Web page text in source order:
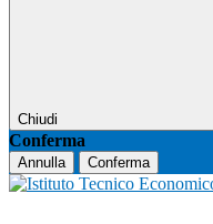
Chiudi
Conferma
Annulla Conferma